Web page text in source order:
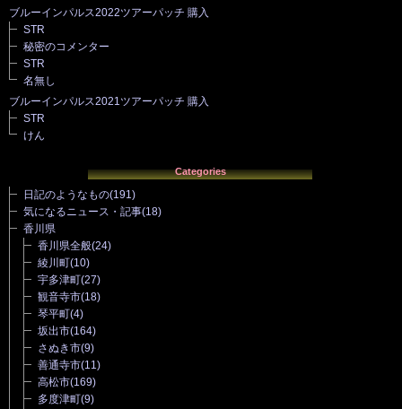
ブルーインパルス2022ツアーパッチ 購入
STR
秘密のコメンター
STR
名無し
ブルーインパルス2021ツアーパッチ 購入
STR
けん
Categories
日記のようなもの(191)
気になるニュース・記事(18)
香川県
香川県全般(24)
綾川町(10)
宇多津町(27)
観音寺市(18)
琴平町(4)
坂出市(164)
さぬき市(9)
善通寺市(11)
高松市(169)
多度津町(9)